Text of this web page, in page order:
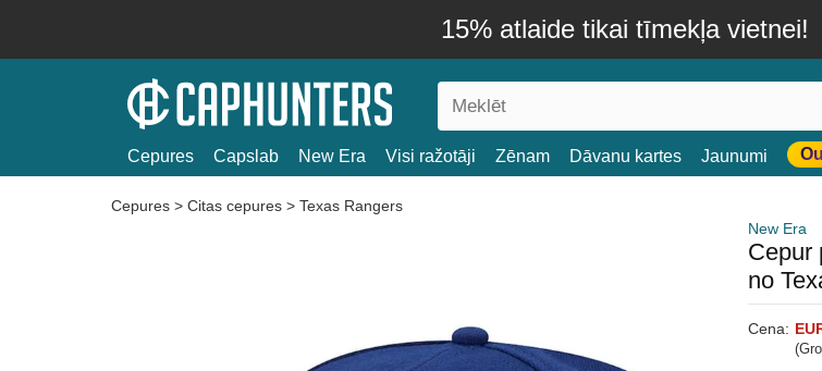
15% atlaide tikai tīmekļa vietnei!
Cepures Capslab New Era Visi ražotāji Zēnam Dāvanu kartes Jaunumi
Cepures > Citas cepures > Texas Rangers
New Era
Cepur
no
Cena: